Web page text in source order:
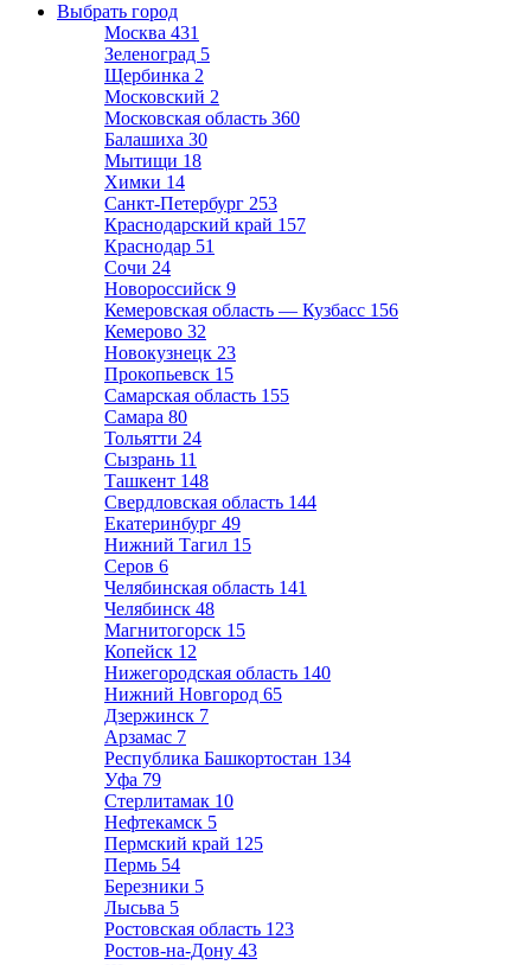
Выбрать город
Москва 431
Зеленоград 5
Щербинка 2
Московский 2
Московская область 360
Балашиха 30
Мытищи 18
Химки 14
Санкт-Петербург 253
Краснодарский край 157
Краснодар 51
Сочи 24
Новороссийск 9
Кемеровская область — Кузбасс 156
Кемерово 32
Новокузнецк 23
Прокопьевск 15
Самарская область 155
Самара 80
Тольятти 24
Сызрань 11
Ташкент 148
Свердловская область 144
Екатеринбург 49
Нижний Тагил 15
Серов 6
Челябинская область 141
Челябинск 48
Магнитогорск 15
Копейск 12
Нижегородская область 140
Нижний Новгород 65
Дзержинск 7
Арзамас 7
Республика Башкортостан 134
Уфа 79
Стерлитамак 10
Нефтекамск 5
Пермский край 125
Пермь 54
Березники 5
Лысьва 5
Ростовская область 123
Ростов-на-Дону 43